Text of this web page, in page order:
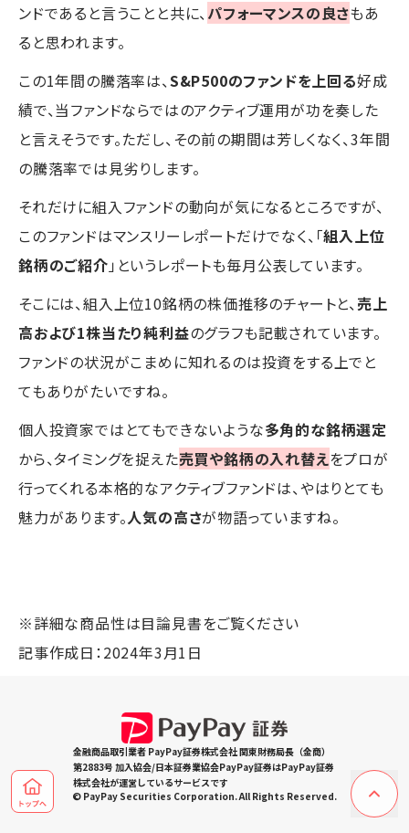
ンドであると言うことと共に、 パフォーマンスの良さもあ
ると思われます。
この1年間の騰落率は、S&P500のファンドを上回る好成
績で、当ファンドならではのアクティブ運用が功を奏した
と言えそうです。ただし、その前の期間は芳しくなく、3年間
の騰落率では見劣りします。
それだけに組入ファンドの動向が気になるところですが、
このファンドはマンスリーレポートだけでなく、「組入上位
銘柄のご紹介 」というレポートも毎月公表しています。
そこには、組入上位10銘柄の株価推移のチャートと、 売上
高および1株当たり純利益のグラフも記載されています。
ファンドの状況がこまめに知れるのは投資をする上でと
てもありがたいですね。
個人投資家ではとてもできないような多角的な銘柄選定
から、タイミングを捉えた売買や銘柄の入れ替えをプロが
行ってくれる本格的なアクティブファンドは、やはりとても
魅力があります。人気の高さが物語っていますね。
※詳細な商品性は目論見書をご覧ください
記事作成日：2024年3月1日
金融商品取引業者 PayPay証券株式会社 関東財務局長（金商）
第2883号 加入協会/日本証券業協会PayPay証券はPayPay証券
株式会社が運営しているサービスです
© PayPay Securities Corporation. All Rights Reserved.